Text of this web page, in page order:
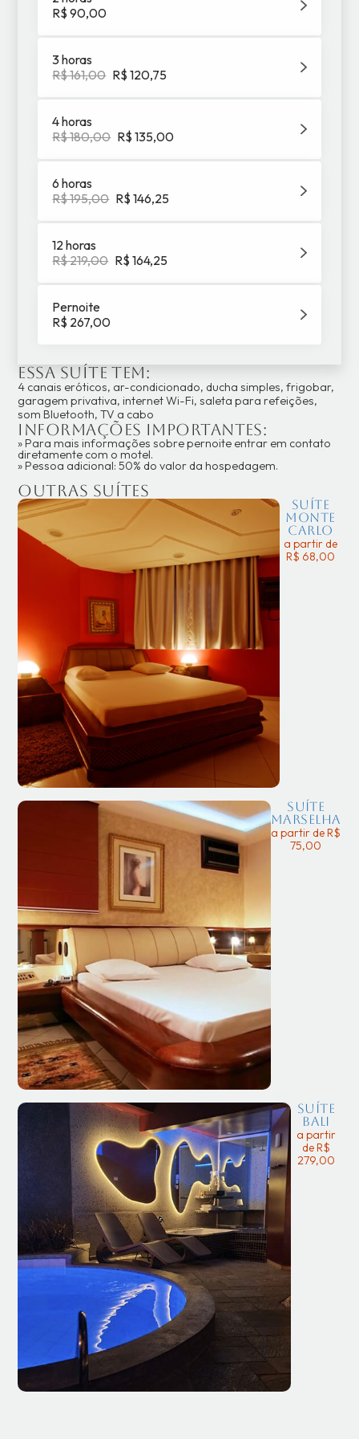
R$ 90,00
3 horas
R$ 161,00 R$ 120,75
4 horas
R$ 180,00 R$ 135,00
6 horas
R$ 195,00 R$ 146,25
12 horas
R$ 219,00 R$ 164,25
Pernoite
R$ 267,00
Essa suíte tem:
4 canais eróticos, ar-condicionado, ducha simples, frigobar,
garagem privativa, internet Wi-Fi, saleta para refeições,
som Bluetooth, TV a cabo
Informações importantes:
» Para mais informações sobre pernoite entrar em contato
diretamente com o motel.
» Pessoa adicional: 50% do valor da hospedagem.
Outras suítes
Suíte
Monte
Carlo
a partir de
R$ 68,00
Suíte
Marselha
a partir de R$
75,00
Suíte
Bali
a partir
de R$
279,00